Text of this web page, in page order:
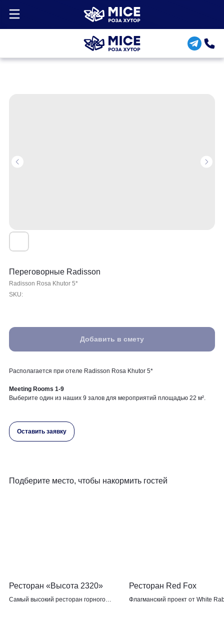
Переговорные Radisson
Radisson Rosa Khutor 5*
SKU:
Добавить в смету
Располагается при отеле Radisson Rosa Khutor 5*
Meeting Rooms 1-9
Выберите один из наших 9 залов для мероприятий площадью 22 м².
Оставить заявку
Подберите место, чтобы накормить гостей
Ресторан «Высота 2320»
Самый высокий ресторан горного
Ресторан Red Fox
Флагманский проект от White